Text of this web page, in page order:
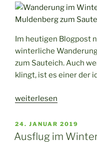
Im heutigen Blogpost
winterliche
zum Sauteich. Auch
klingt, ist es einer der
„Winterwanderung
der
Talsperre
weiterlesen
VERÖFFENTLICHT
AM
24. JANUAR 2019
Ausflug im